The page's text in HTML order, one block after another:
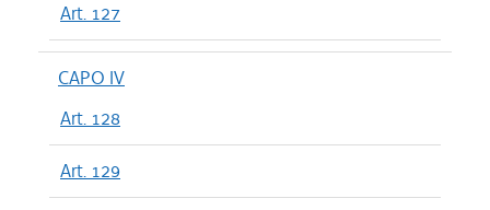
Art. 127
CAPO IV
Art. 128
Art. 129